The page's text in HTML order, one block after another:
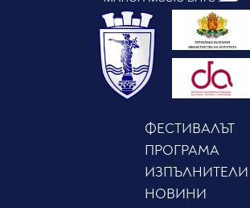
ФЕСТИВАЛЪТ
ПРОГРАМА
ИЗПЪЛНИТЕЛИ
НОВИНИ